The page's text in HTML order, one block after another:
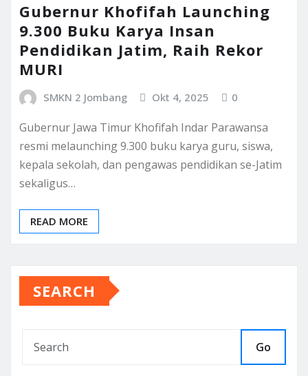
Gubernur Khofifah Launching
9.300 Buku Karya Insan
Pendidikan Jatim, Raih Rekor
MURI
SMKN 2 Jombang Okt 4, 2025 0
Gubernur Jawa Timur Khofifah Indar Parawansa
resmi melaunching 9.300 buku karya guru, siswa,
kepala sekolah, dan pengawas pendidikan se-Jatim
sekaligus…
READ MORE
SEARCH
Go